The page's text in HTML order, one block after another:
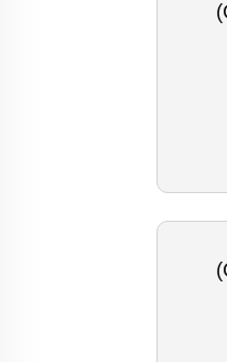
شهادة السلامة الأوروبية (CE)
شهادة السلامة الأوروبية (CE)